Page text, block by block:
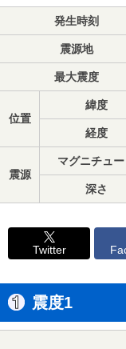
発生時刻
震源地
最大震度
位置
緯度
経度
震源
マグニチュー
深さ
Twitter
震度1